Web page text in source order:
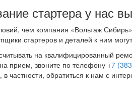
стартера у нас
чем компания «Вольтаж
стартеров и деталей к ним
на квалифицированный
прием, звоните по телефону +7
в частности, обратиться к нам с